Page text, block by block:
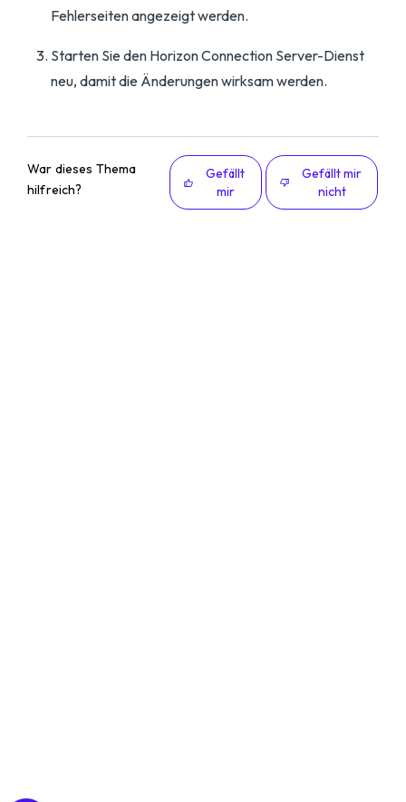
Fehlerseiten angezeigt werden.
Starten Sie den Horizon Connection Server-Dienst
neu, damit die Änderungen wirksam werden.
War dieses Thema
hilfreich?
Gefällt
mir
Gefällt mir
nicht